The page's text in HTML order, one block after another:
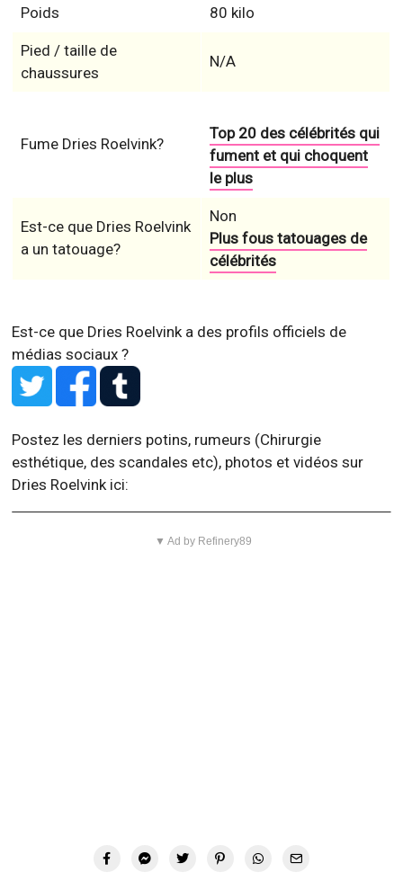
Poids 80 kilo
Pied / taille de
chaussures
N/A
Fume Dries Roelvink?
Top 20 des célébrités qui
fument et qui choquent
le plus
Est-ce que Dries Roelvink
a un tatouage?
Non
Plus fous tatouages de
célébrités
Est-ce que Dries Roelvink a des profils officiels de
médias sociaux ?
Postez les derniers potins, rumeurs (Chirurgie
esthétique, des scandales etc), photos et vidéos sur
Dries Roelvink ici:
▼ Ad by Refinery89